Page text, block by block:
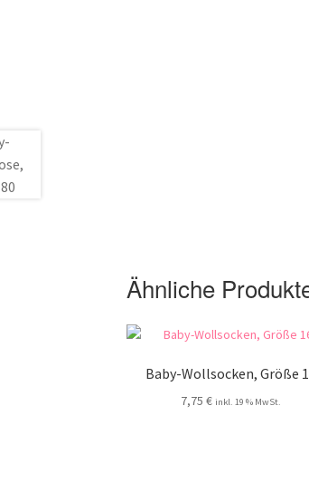
Ähnliche
Baby-Wollsocken, Größe
7,75€ inkl. 19 % MwSt.